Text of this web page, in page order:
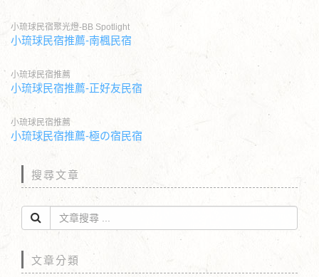
小琉球民宿聚光燈-BB Spotlight
小琉球民宿推薦-南楓民宿
小琉球民宿推薦
小琉球民宿推薦-正好友民宿
小琉球民宿推薦
小琉球民宿推薦-極の宿民宿
搜尋文章
文章分類